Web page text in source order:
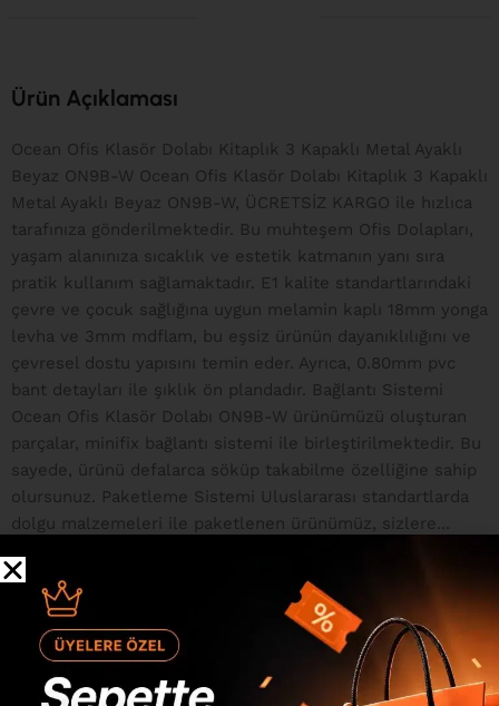
Ürün Açıklaması
Ocean Ofis Klasör Dolabı Kitaplık 3 Kapaklı Metal Ayaklı
Beyaz ON9B-W Ocean Ofis Klasör Dolabı Kitaplık 3 Kapaklı
Metal Ayaklı Beyaz ON9B-W, ÜCRETSİZ KARGO ile hızlıca
tarafınıza gönderilmektedir. Bu muhteşem Ofis Dolapları,
yaşam alanınıza sıcaklık ve estetik katmanın yanı sıra
pratik kullanım sağlamaktadır. E1 kalite standartlarındaki
çevre ve çocuk sağlığına uygun melamin kaplı 18mm yonga
levha ve 3mm mdflam, bu eşsiz ürünün dayanıklılığını ve
çevresel dostu yapısını temin eder. Ayrıca, 0.80mm pvc
bant detayları ile şıklık ön plandadır. Bağlantı Sistemi
Ocean Ofis Klasör Dolabı ON9B-W ürünümüzü oluşturan
parçalar, minifix bağlantı sistemi ile birleştirilmektedir. Bu
sayede, ürünü defalarca söküp takabilme özelliğine sahip
olursunuz. Paketleme Sistemi Uluslararası standartlarda
dolgu malzemeleri ile paketlenen ürünümüz, sizlere...
Değerlendirmeler